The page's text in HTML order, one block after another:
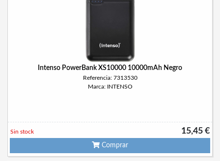
Intenso PowerBank XS10000 10000mAh Negro
Referencia: 7313530
Marca: INTENSO
15,45 €
Sin stock
Comprar